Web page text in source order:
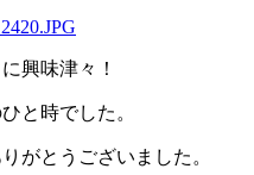
興味津々！
と時でした。
がとうございました。